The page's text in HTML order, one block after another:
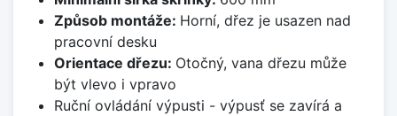
Způsob montáže: Horní, dřez je usazen nad
pracovní desku
Orientace dřezu: Otočný, vana dřezu může
být vlevo i vpravo
Ruční ovládání výpusti - výpusť se zavírá a